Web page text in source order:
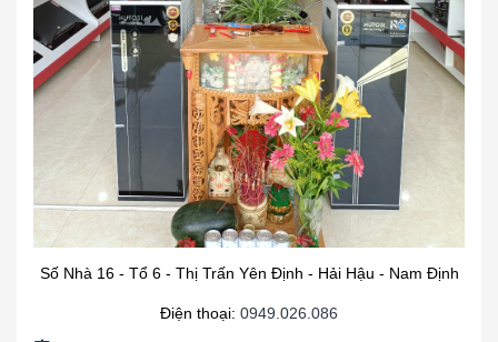
Số Nhà 16 - Tổ 6 - Thị Trấn Yên Định - Hải Hậu - Nam Định
Điện thoại: 0949.026.086